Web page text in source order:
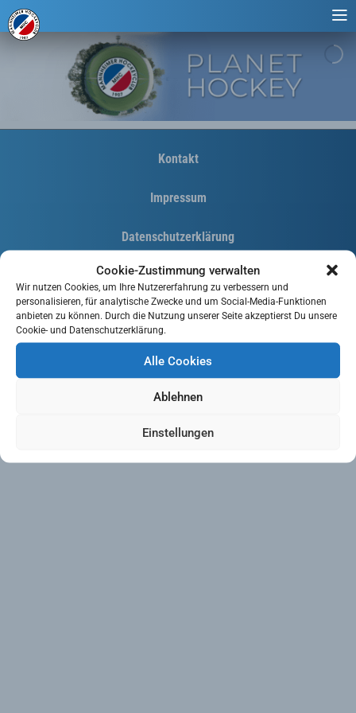
Cookie-Zustimmung verwalten
Wir nutzen Cookies, um Ihre Nutzererfahrung zu verbessern und
personalisieren, für analytische Zwecke und um Social-Media-Funktionen
anbieten zu können. Durch die Nutzung unserer Seite akzeptierst Du unsere
Cookie- und Datenschutzerklärung.
Alle Cookies
Ablehnen
Einstellungen
Kontakt
Impressum
Datenschutzerklärung
Cookie-Richtlinie (EU)